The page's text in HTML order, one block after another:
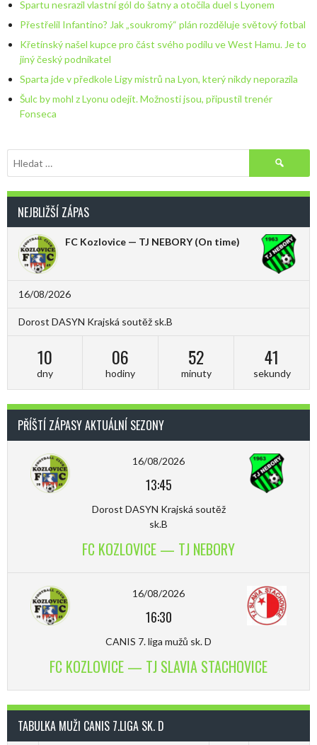
Spartu nesrazil vlastní gól do šatny a otočila duel s Lyonem
Přestřelil Infantino? Jak „soukromý“ plán rozděluje světový fotbal
Křetínský našel kupce pro část svého podílu ve West Hamu. Je to
jiný český podnikatel
Sparta jde v předkole Ligy mistrů na Lyon, který nikdy neporazila
Šulc by mohl z Lyonu odejít. Možnosti jsou, připustil trenér
Fonseca
Vyhledávání
NEJBLIŽŠÍ ZÁPAS
FC Kozlovice — TJ NEBORY(On time)
16/08/2026
Dorost DASYN Krajská soutěž sk.B
10
dny
06
hodiny
52
minuty
40
sekundy
PŘÍŠTÍ ZÁPASY AKTUÁLNÍ SEZONY
16/08/2026
13:45
Dorost DASYN Krajská soutěž
sk.B
FC KOZLOVICE — TJ NEBORY
16/08/2026
16:30
CANIS 7. liga mužů sk. D
FC KOZLOVICE — TJ SLAVIA STACHOVICE
TABULKA MUŽI CANIS 7.LIGA SK. D